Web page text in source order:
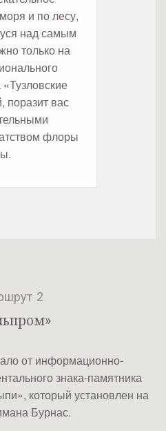
и по лесу,
над самым
только на
поразит вас
флоры
2
от информационно-
знака-памятника
который установлен на
Бурнас.